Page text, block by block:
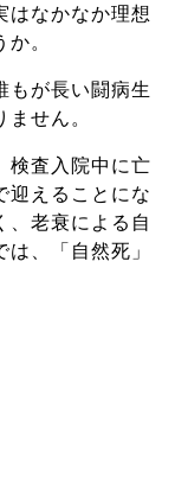
はなかなか理想
。
もが長い闘病生
せん。
検査入院中に亡
迎えることにな
、老衰による自
、「自然死」